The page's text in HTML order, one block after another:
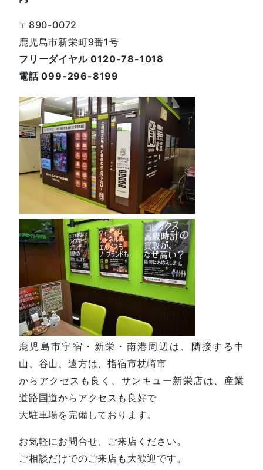
〒890-0072
鹿児島市新栄町9番1号
フリーダイヤル 0120-78-1018
電話 099-296-8199
鹿児島市宇宿・新栄・南港周辺は、隣接する中
山、谷山、遠方は、指宿市枕崎市
からアクセスも良く、サンキュー新栄店は、産業
道路国道からアクセスも良好で
大駐車場を完備しております。
お気軽にお問合せ、ご来店ください。
ご相談だけでのご来店も大歓迎です。